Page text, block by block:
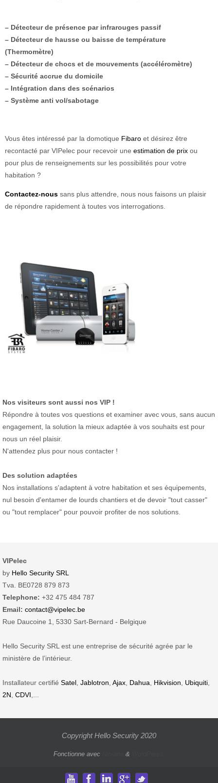
– Détecteur de présence par infrarouges passif
– Détecteur de hausse ou baisse de température
(Thermomètre)
– Détecteur de chocs et de mouvements (accéléromètre)
– Sécurité accrue du domicile
– Intégration dans des scénarios
– Système anti vol/sabotage
Vous êtes intéressé par la domotique Fibaro et désirez être
recontacté par VIPelec pour recevoir une estimation de prix ou
pour plus de renseignements sur les possibilités pour votre
habitation ?
Contactez-nous sans plus attendre, nous nous faisons un plaisir
de répondre rapidement à toutes vos interrogations.
Nos visiteurs sont aussi nos VIP !
Répondre à toutes vos questions et examiner avec vous, sans aucun
engagement, la solution la mieux adaptée à vos souhaits est pour
nous un réel plaisir.
N'attendez plus pour nous contacter !
Des solution adaptées
Nos installations s'adaptent à votre habitation et ses équipements,
nul besoin d'entamer de lourds chantiers et de devoir "tout casser"
ou "tout remplacer" pour pouvoir profiter de nos solutions.
VIPelec
by Hello Security SRL
Tva. BE0728 879 873
Telephone: +32 475 484 787
Email: contact@vipelec.be
Rue Daucoine 1, 5330 Sart-Bernard - Belgique
Hello Security SRL est une entreprise de sécurité agrée par le
ministère de l’intérieur.
Installateur certifié Satel Jablotron Ajax Dahua Hikvision Ubiquiti
2N CDVI
Copyright Hello Security 2020
Fonctionne avec &